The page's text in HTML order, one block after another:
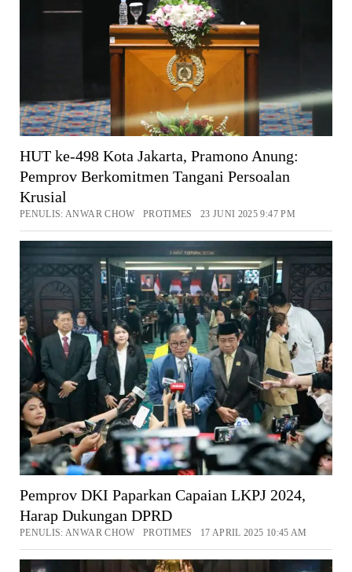
HUT ke-498 Kota Jakarta, Pramono Anung:
Pemprov Berkomitmen Tangani Persoalan
Krusial
PENULIS: ANWAR CHOW PROTIMES 23 JUNI 2025 9:47 PM
Pemprov DKI Paparkan Capaian LKPJ 2024,
Harap Dukungan DPRD
PENULIS: ANWAR CHOW PROTIMES 17 APRIL 2025 10:45 AM